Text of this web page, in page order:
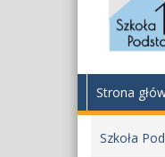
Strona
Szkoła